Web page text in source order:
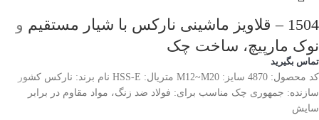
1504 – قلاویز ماشینی نارکس با شیار مستقیم و
نوک مارپیچ، ساخت چک
تماس بگیرید
کد محصول: 4870 سایز: M12~M20 متریال: HSS-E نام برند: نارکس کشور
سازنده: جمهوری چک مناسب برای: فولاد ضد زنگ، مواد مقاوم در برابر
سایش